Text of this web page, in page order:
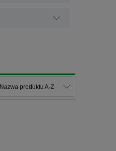
Nazwa produktu A-Z